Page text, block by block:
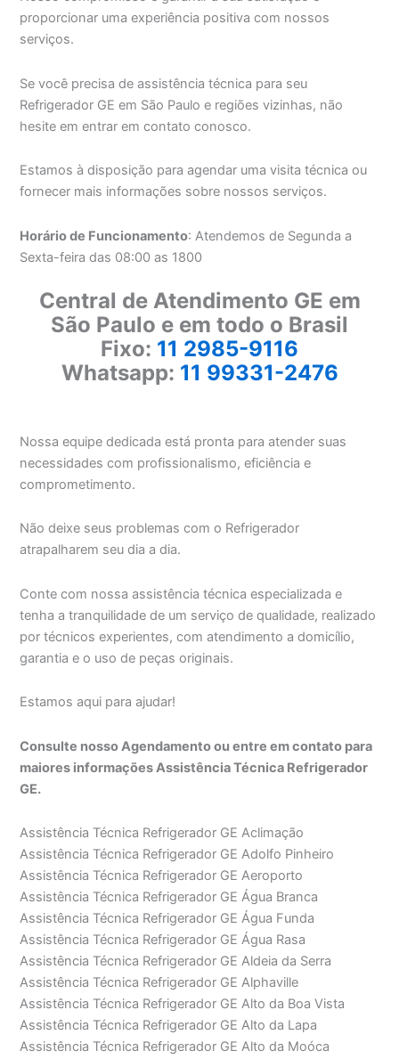
proporcionar uma experiência positiva com nossos
serviços.
Se você precisa de assistência técnica para seu
Refrigerador GE em São Paulo e regiões vizinhas, não
hesite em entrar em contato conosco.
Estamos à disposição para agendar uma visita técnica ou
fornecer mais informações sobre nossos serviços.
Horário de Funcionamento: Atendemos de Segunda a
Sexta-feira das 08:00 as 1800
Central de Atendimento GE em
São Paulo e em todo o Brasil
Fixo: 11 2985-9116
Whatsapp: 11 99331-2476
Nossa equipe dedicada está pronta para atender suas
necessidades com profissionalismo, eficiência e
comprometimento.
Não deixe seus problemas com o Refrigerador
atrapalharem seu dia a dia.
Conte com nossa assistência técnica especializada e
tenha a tranquilidade de um serviço de qualidade, realizado
por técnicos experientes, com atendimento a domicílio,
garantia e o uso de peças originais.
Estamos aqui para ajudar!
Consulte nosso Agendamento ou entre em contato para
maiores informações Assistência Técnica Refrigerador
GE.
Assistência Técnica Refrigerador GE Aclimação
Assistência Técnica Refrigerador GE Adolfo Pinheiro
Assistência Técnica Refrigerador GE Aeroporto
Assistência Técnica Refrigerador GE Água Branca
Assistência Técnica Refrigerador GE Água Funda
Assistência Técnica Refrigerador GE Água Rasa
Assistência Técnica Refrigerador GE Aldeia da Serra
Assistência Técnica Refrigerador GE Alphaville
Assistência Técnica Refrigerador GE Alto da Boa Vista
Assistência Técnica Refrigerador GE Alto da Lapa
Assistência Técnica Refrigerador GE Alto da Moóca